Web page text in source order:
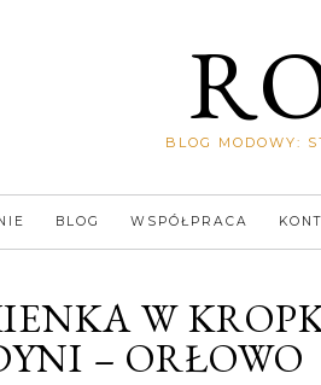
BLOG MODOWY:
BLOG WSPÓŁPRACA
W
– ORŁOWO